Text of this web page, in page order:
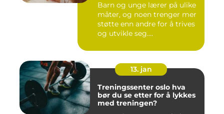
Barn og unge lærer på ulike
måter, og noen trenger mer
støtte enn andre for å trives
og utvikle seg....
13. jan
Treningssenter oslo hva
bør du se etter for å lykkes
med treningen?